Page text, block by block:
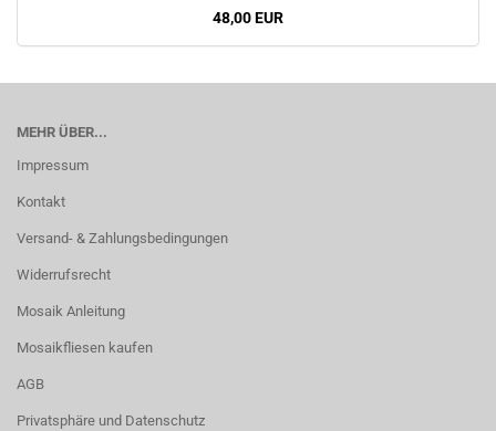
48,00 EUR
MEHR ÜBER...
Impressum
Kontakt
Versand- & Zahlungsbedingungen
Widerrufsrecht
Mosaik Anleitung
Mosaikfliesen kaufen
AGB
Privatsphäre und Datenschutz